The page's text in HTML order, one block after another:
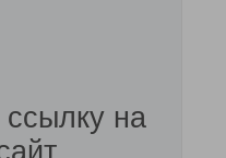
ссылку на